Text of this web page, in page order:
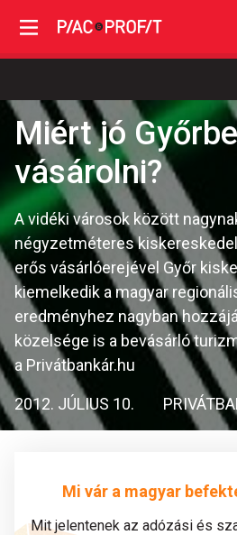
Miért jó
vásárolni?
A vidéki városok között
négyzetméteres
erős vásárlóerejével Győr
kiemelkedik a magyar
eredményhez nagyban
közelsége is a bevásárló
a Privátbankár.hu
2012. JÚLIUS 10.
Mi vár a magyar
Mit jelentenek az adózási és